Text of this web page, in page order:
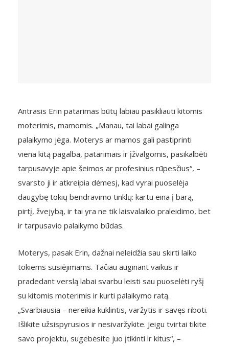
Antrasis Erin patarimas būtų labiau pasikliauti kitomis
moterimis, mamomis. „Manau, tai labai galinga
palaikymo jėga. Moterys ar mamos gali pastiprinti
viena kitą pagalba, patarimais ir įžvalgomis, pasikalbėti
tarpusavyje apie šeimos ar profesinius rūpesčius“, –
svarsto ji ir atkreipia dėmesį, kad vyrai puoselėja
daugybę tokių bendravimo tinklų: kartu eina į barą,
pirtį, žvejybą, ir tai yra ne tik laisvalaikio praleidimo, bet
ir tarpusavio palaikymo būdas.
Moterys, pasak Erin, dažnai neleidžia sau skirti laiko
tokiems susiėjimams. Tačiau auginant vaikus ir
pradedant verslą labai svarbu leisti sau puoselėti ryšį
su kitomis moterimis ir kurti palaikymo ratą.
„Svarbiausia – nereikia kuklintis, varžytis ir savęs ribotiׅ.
Išlikite užsispyrusios ir nesivaržykite. Jeigu tvirtai tikite
savo projektu, sugebėsite juo įtikinti ir kitus“, –